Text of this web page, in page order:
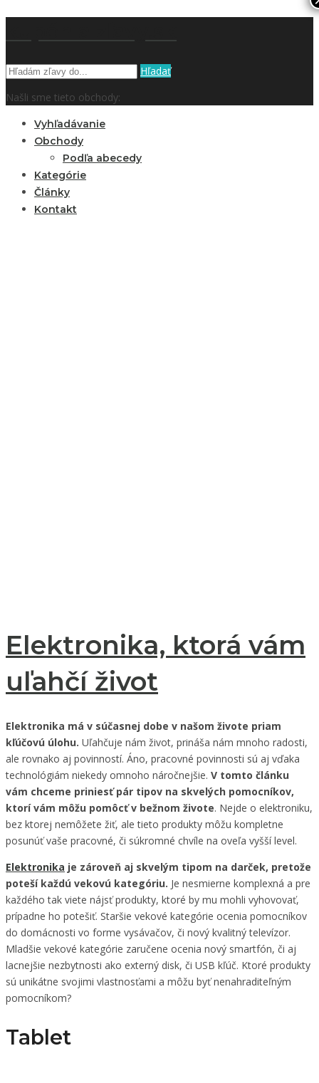
Hľadať
Našli sme tieto obchody:
Vyhľadávanie
Obchody
Podľa abecedy
Kategórie
Články
Kontakt
Elektronika, ktorá vám
uľahčí život
Elektronika má v súčasnej dobe v našom živote priam
kľúčovú úlohu. Uľahčuje nám život, prináša nám mnoho radosti,
ale rovnako aj povinností. Áno, pracovné povinnosti sú aj vďaka
technológiám niekedy omnoho náročnejšie. V tomto článku
vám chceme priniesť pár tipov na skvelých pomocníkov,
ktorí vám môžu pomôcť v bežnom živote. Nejde o elektroniku,
bez ktorej nemôžete žiť, ale tieto produkty môžu kompletne
posunúť vaše pracovné, či súkromné chvíle na oveľa vyšší level.
Elektronika je zároveň aj skvelým tipom na darček, pretože
poteší každú vekovú kategóriu. Je nesmierne komplexná a pre
každého tak viete nájsť produkty, ktoré by mu mohli vyhovovať,
prípadne ho potešiť. Staršie vekové kategórie ocenia pomocníkov
do domácnosti vo forme vysávačov, či nový kvalitný televízor.
Mladšie vekové kategórie zaručene ocenia nový smartfón, či aj
lacnejšie nezbytnosti ako externý disk, či USB kľúč. Ktoré produkty
sú unikátne svojimi vlastnosťami a môžu byť nenahraditeľným
pomocníkom?
Tablet